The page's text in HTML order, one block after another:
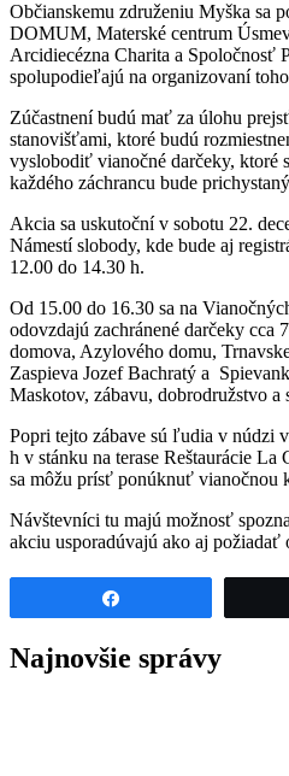
Občianskemu združeniu Myška sa
DOMUM, Materské centrum
Arcidiecézna Charita a Spoločnosť
spolupodieľajú na organizovaní
Zúčastnení budú mať za úlohu
stanovišťami, ktoré budú
vyslobodiť vianočné darčeky, ktoré
každého záchrancu bude
Akcia sa uskutoční v sobotu 22.
Námestí slobody, kde bude aj
12.00 do 14.30 h.
Od 15.00 do 16.30 sa na
odovzdajú zachránené darčeky cca
domova, Azylového domu,
Zaspieva Jozef Bachratý a
Maskotov, zábavu, dobrodružstvo a
Popri tejto zábave sú ľudia v núdzi
h v stánku na terase Reštaurácie
sa môžu prísť ponúknuť vianočnou
Návštevníci tu majú možnosť
akciu usporadúvajú ako aj požiadať
Najnovšie správy